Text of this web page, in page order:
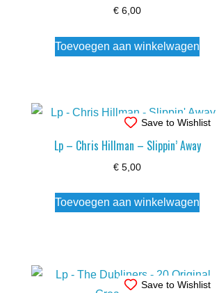
€ 6,00
Toevoegen aan winkelwagen
Save to Wishlist
Lp – Chris Hillman – Slippin’ Away
€ 5,00
Toevoegen aan winkelwagen
Save to Wishlist